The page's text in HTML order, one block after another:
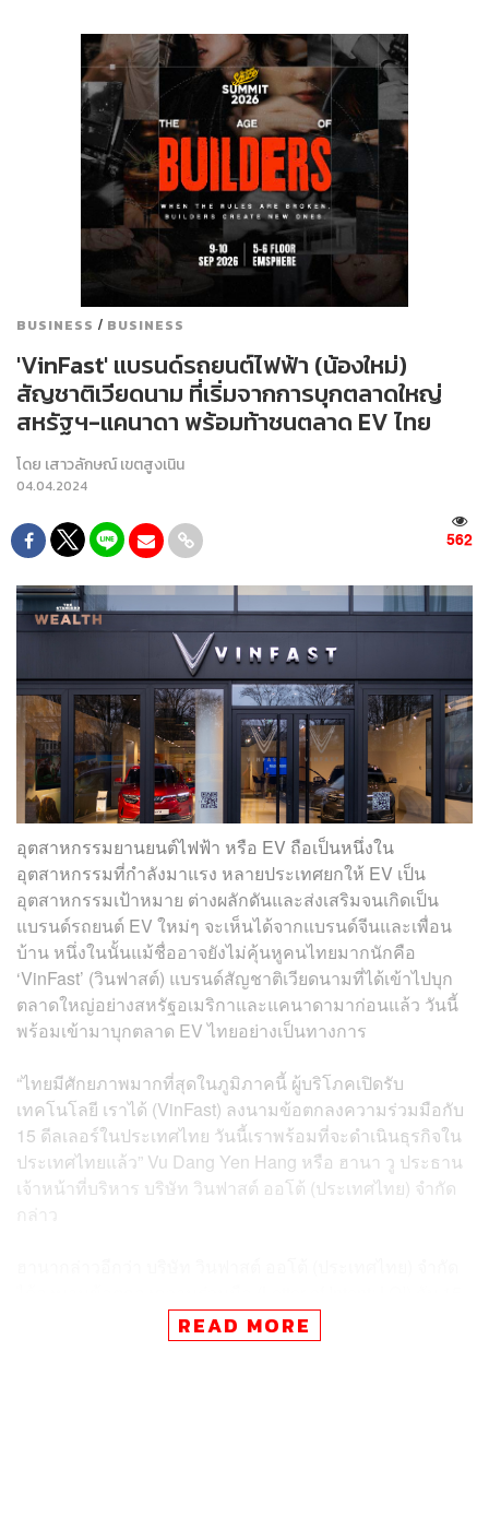
BUSINESS / BUSINESS
'VinFast' แบรนด์รถยนต์ไฟฟ้า (น้องใหม่)
สัญชาติเวียดนาม ที่เริ่มจากการบุกตลาดใหญ่
สหรัฐฯ-แคนาดา พร้อมท้าชนตลาด EV ไทย
โดย เสาวลักษณ์ เขตสูงเนิน
04.04.2024
562
อุตสาหกรรมยานยนต์ไฟฟ้า หรือ EV ถือเป็นหนึ่งใน
อุตสาหกรรมที่กำลังมาแรง หลายประเทศยกให้ EV เป็น
อุตสาหกรรมเป้าหมาย ต่างผลักดันและส่งเสริมจนเกิดเป็น
แบรนด์รถยนต์ EV ใหม่ๆ จะเห็นได้จากแบรนด์จีนและเพื่อน
บ้าน หนึ่งในนั้นแม้ชื่ออาจยังไม่คุ้นหูคนไทยมากนักคือ
‘VinFast’ (วินฟาสต์) แบรนด์สัญชาติเวียดนามที่ได้เข้าไปบุก
ตลาดใหญ่อย่างสหรัฐอเมริกาและแคนาดามาก่อนแล้ว วันนี้
พร้อมเข้ามาบุกตลาด EV ไทยอย่างเป็นทางการ
“ไทยมีศักยภาพมากที่สุดในภูมิภาคนี้ ผู้บริโภคเปิดรับ
เทคโนโลยี เราได้ (VinFast) ลงนามข้อตกลงความร่วมมือกับ
15 ดีลเลอร์ในประเทศไทย วันนี้เราพร้อมที่จะดำเนินธุรกิจใน
ประเทศไทยแล้ว” Vu Dang Yen Hang หรือ ฮานา วู ประธาน
เจ้าหน้าที่บริหาร บริษัท วินฟาสต์ ออโต้ (ประเทศไทย) จำกัด
ดีลเลอร์ในงาน Bangkok International Motor Show ครั้งที่
READ MORE